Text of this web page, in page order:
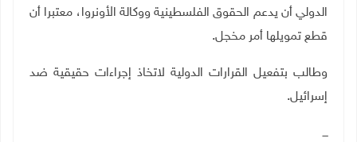
الدولي أن يدعم الحقوق الفلسطينية ووكالة الأونروا، معتبرا أن
قطع تمويلها أمر مخجل.
وطالب بتفعيل القرارات الدولية لاتخاذ إجراءات حقيقية ضد
إسرائيل.
ـــ